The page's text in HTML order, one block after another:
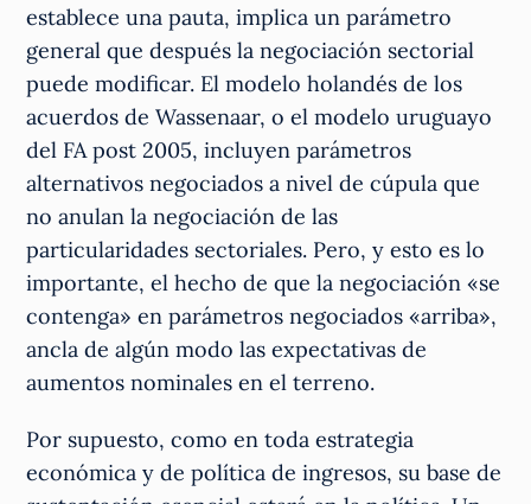
establece una pauta, implica un parámetro
general que después la negociación sectorial
puede modificar. El modelo holandés de los
acuerdos de Wassenaar, o el modelo uruguayo
del FA post 2005, incluyen parámetros
alternativos negociados a nivel de cúpula que
no anulan la negociación de las
particularidades sectoriales. Pero, y esto es lo
importante, el hecho de que la negociación «se
contenga» en parámetros negociados «arriba»,
ancla de algún modo las expectativas de
aumentos nominales en el terreno.
Por supuesto, como en toda estrategia
económica y de política de ingresos, su base de